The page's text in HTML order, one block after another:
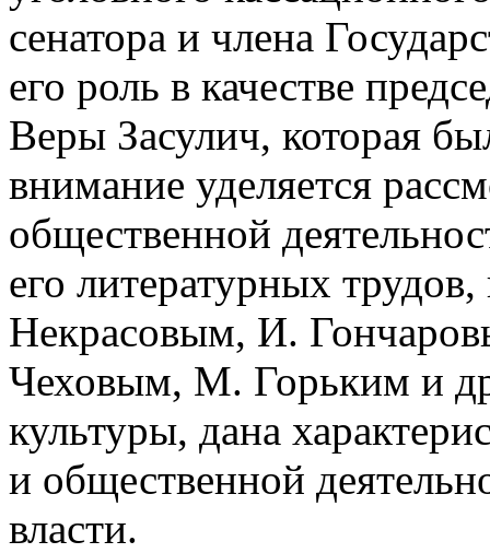
сенатора и члена
его роль в качестве
Веры Засулич, которая
внимание уделяется
общественной
его литературных
Некрасовым, И.
Чеховым, М. Горьким и
культуры, дана
и общественной
власти.